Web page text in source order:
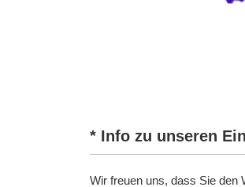
* Info zu unseren
Wir freuen uns, dass Sie den